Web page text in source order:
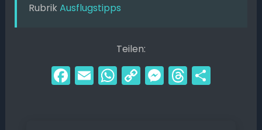
RubrikAusflugstipps
Teilen:
F
a
E
m
W
h
C
o
M
e
T
hr